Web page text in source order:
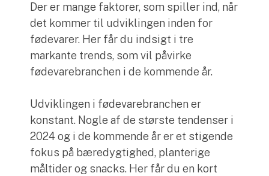
Der er mange faktorer, som spiller ind, når
det kommer til udviklingen inden for
fødevarer. Her får du indsigt i tre
markante trends, som vil påvirke
fødevarebranchen i de kommende år.
Udviklingen i fødevarebranchen er
konstant. Nogle af de største tendenser i
2024 og i de kommende år er et stigende
fokus på bæredygtighed, planterige
måltider og snacks. Her får du en kort